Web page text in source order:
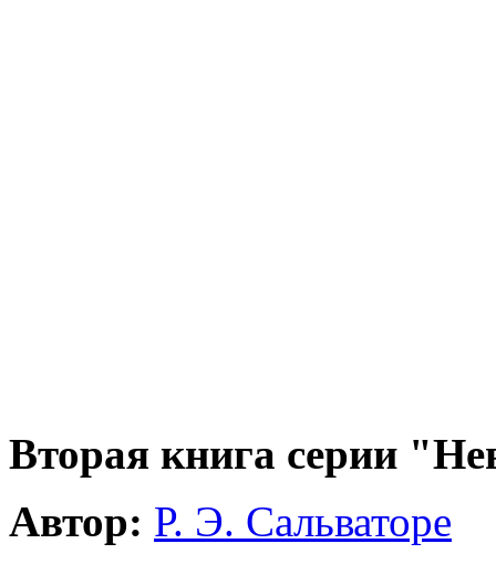
Вторая книга серии
Автор: Р. Э. Сальваторе